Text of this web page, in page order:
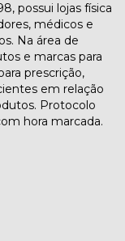
possui lojas física
médicos e
Na área de
e marcas para
prescrição,
em relação
Protocolo
hora marcada.